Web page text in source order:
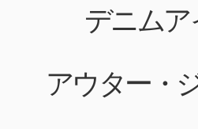
デニム
アウター・